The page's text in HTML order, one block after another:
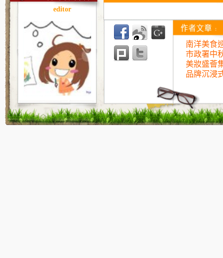
editor
南洋美食
市政署中
美妝盛薈
品牌沉浸